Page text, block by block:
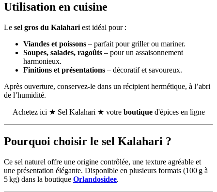
Utilisation en cuisine
Le sel gros du Kalahari est idéal pour :
Viandes et poissons – parfait pour griller ou mariner.
Soupes, salades, ragoûts – pour un assaisonnement
harmonieux.
Finitions et présentations – décoratif et savoureux.
Après ouverture, conservez-le dans un récipient hermétique, à l’abri
de l’humidité.
Achetez ici ★ Sel Kalahari ★ votre boutiqued'épices en ligne
Pourquoi choisir le sel Kalahari ?
Ce sel naturel offre une origine contrôlée, une texture agréable et
une présentation élégante. Disponible en plusieurs formats (100 g à
5 kg) dans la boutique Orlandosidee.